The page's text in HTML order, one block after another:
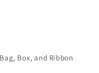
Box, and Ribbon